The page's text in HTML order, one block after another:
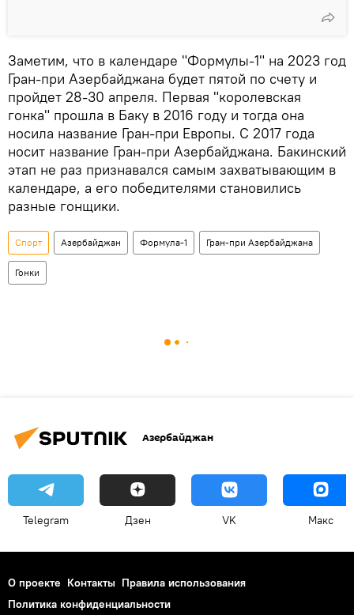
Заметим, что в календаре "Формулы-1" на 2023 год
Гран-при Азербайджана будет пятой по счету и
пройдет 28-30 апреля. Первая "королевская
гонка" прошла в Баку в 2016 году и тогда она
носила название Гран-при Европы. С 2017 года
носит название Гран-при Азербайджана. Бакинский
этап не раз признавался самым захватывающим в
календаре, а его победителями становились
разные гонщики.
Спорт Азербайджан Формула-1 Гран-при Азербайджана
Гонки
Азербайджан
Telegram Дзен VK Макс
О проекте Контакты Правила использования
Политика конфиденциальности